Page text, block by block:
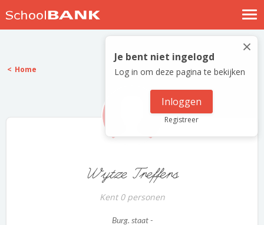
Nostalgische verhalen
Log in
Meld je gratis aan
×
Je bent niet ingelogd
Log in om deze pagina te bekijken
Inloggen
Registreer
Home
Wytze Treffers
Kent 0 personen
Burg. staat -